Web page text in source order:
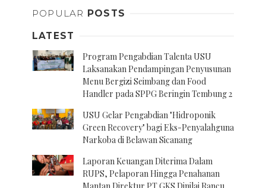
POPULAR POSTS
LATEST
Program Pengabdian Talenta USU
Laksanakan Pendampingan Penyusunan
Menu Bergizi Seimbang dan Food
Handler pada SPPG Beringin Tembung 2
USU Gelar Pengabdian "Hidroponik
Green Recovery" bagi Eks-Penyalahguna
Narkoba di Belawan Sicanang
Laporan Keuangan Diterima Dalam
RUPS, Pelaporan Hingga Penahanan